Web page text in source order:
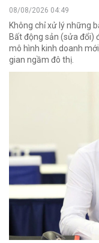
08/08/2026 04:49
Không chỉ xử lý những
Bất động sản (sửa đổi)
mô hình kinh doanh
gian ngầm đô thị.